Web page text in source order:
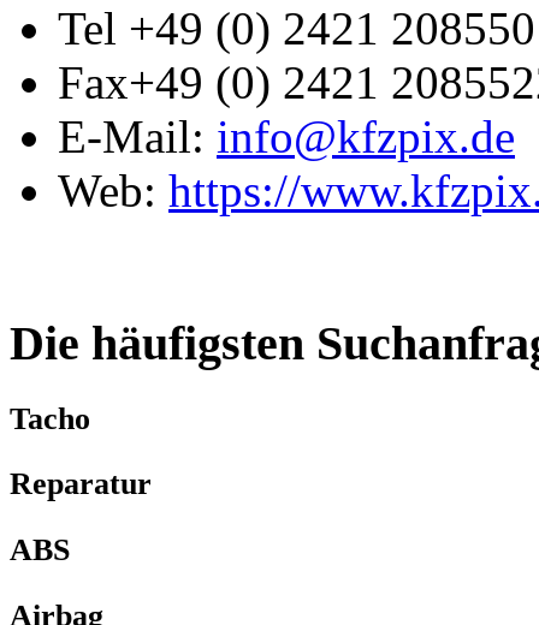
Tel +49 (0) 2421 208550
Fax+49 (0) 2421
E-Mail: info@kfzpix.de
Web: https://
Die häufigsten
Tacho
Reparatur
ABS
Airbag